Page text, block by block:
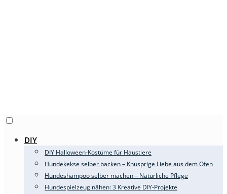
DIY
DIY Halloween-Kostüme für Haustiere
Hundekekse selber backen – Knusprige Liebe aus dem Ofen
Hundeshampoo selber machen – Natürliche Pflege
Hundespielzeug nähen: 3 Kreative DIY-Projekte